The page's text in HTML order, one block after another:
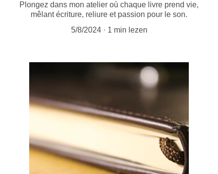
Plongez dans mon atelier où chaque livre prend vie,
mêlant écriture, reliure et passion pour le son.
5/8/2024
1 min lezen